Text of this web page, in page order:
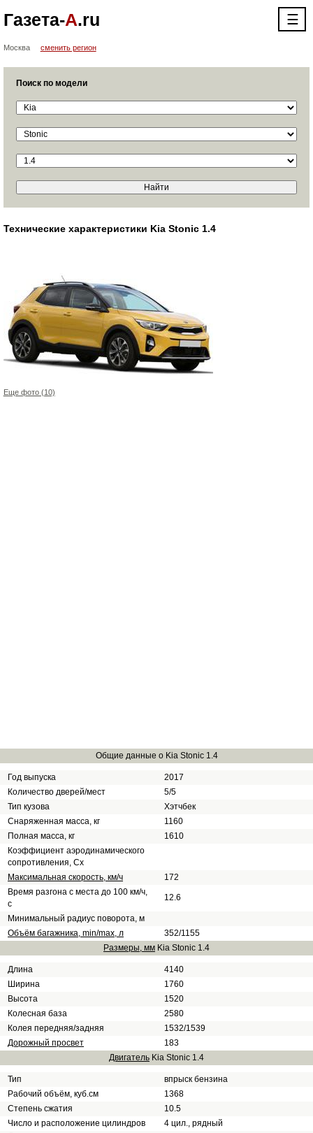
Газета-А.ru ☰
Москва сменить регион
Поиск по модели
Технические характеристики Kia Stonic 1.4
Еще фото (10)
Общие данные о Kia Stonic 1.4
Год выпуска
2017
Количество дверей/мест
5/5
Тип кузова
Хэтчбек
Снаряженная масса, кг
1160
Полная масса, кг
1610
Коэффициент аэродинамического
сопротивления, Сх
Максимальная скорость, км/ч
172
Время разгона с места до 100 км/ч,
с
12.6
Минимальный радиус поворота, м
Объём багажника, min/max, л
352/1155
Размеры, мм Kia Stonic 1.4
Длина
4140
Ширина
1760
Высота
1520
Колесная база
2580
Колея передняя/задняя
1532/1539
Дорожный просвет
183
Двигатель Kia Stonic 1.4
Тип
впрыск бензина
Рабочий объём, куб.см
1368
Степень сжатия
10.5
Число и расположение цилиндров
4 цил., рядный